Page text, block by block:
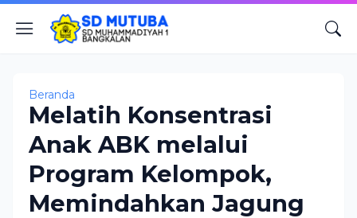
Beranda
Melatih Konsentrasi
Anak ABK melalui
Program Kelompok,
Memindahkan Jagung